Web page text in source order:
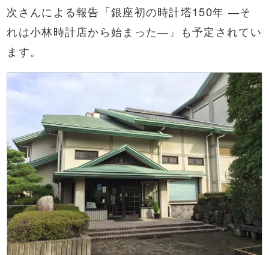
次さんによる報告「銀座初の時計塔150年 ―そ
れは小林時計店から始まった―」も予定されてい
ます。